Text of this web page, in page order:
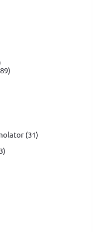
(31)